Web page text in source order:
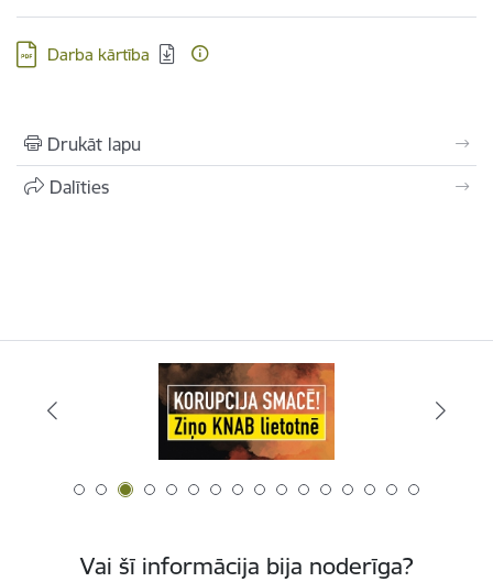
Lejupielādēt:
Darba kārtība
Drukāt lapu
Dalīties
Vai šī informācija bija noderīga?